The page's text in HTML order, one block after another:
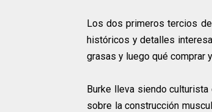
Los dos primeros tercios
históricos y detalles
grasas y luego qué comprar
Burke lleva siendo
sobre la construcción